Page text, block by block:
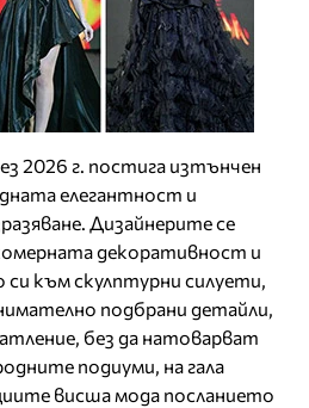
2026 г. постига изтънчен
елегантност и
Дизайнерите се
декоративност и
към скулптурни силуети,
подбрани детайли,
без да натоварват
подиуми, на гала
висша мода посланието